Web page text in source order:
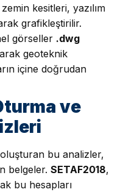
kesitleri, yazılım
grafikleştirilir.
görseller .dwg
geoteknik
içine doğrudan
ve
bu analizler,
belgeler. SETAF2018,
bu hesapları